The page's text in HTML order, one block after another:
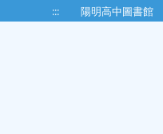
::: 陽明高中圖書館